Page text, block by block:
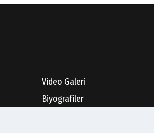
Video Galeri
Biyografiler